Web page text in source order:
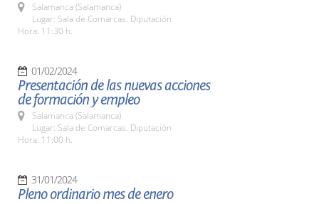
Salamanca (Salamanca)
Lugar: Sala de Comarcas. Diputación
Hora: 11:30 h.
01/02/2024
Presentación de las nuevas acciones
de formación y empleo
Salamanca (Salamanca)
Lugar: Sala de Comarcas. Diputación
Hora: 11:00 h.
31/01/2024
Pleno ordinario mes de enero